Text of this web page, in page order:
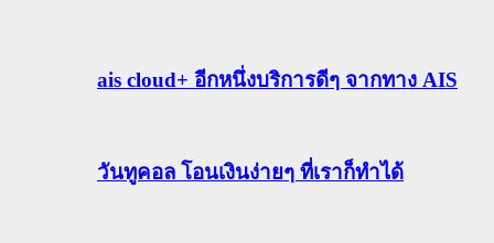
ais cloud+ อีกหนึ่งบริการดีๆ จากทาง AIS
วันทูคอล โอนเงินง่ายๆ ที่เราก็ทำได้